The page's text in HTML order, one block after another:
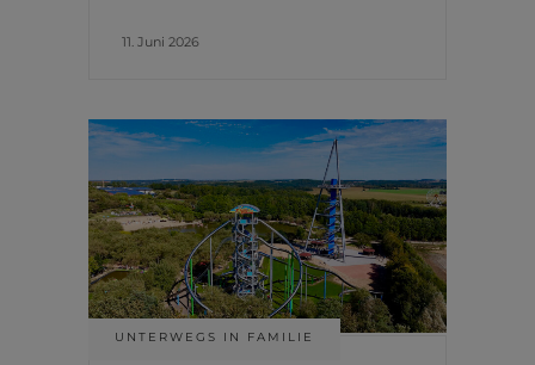
11. Juni 2026
UNTERWEGS IN FAMILIE